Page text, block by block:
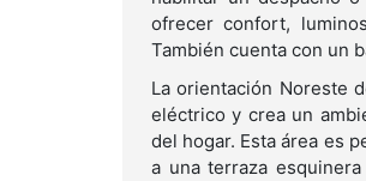
ofrecer confort,
También cuenta con un
La orientación Noreste
eléctrico y crea un
del hogar. Esta área es
a una terraza